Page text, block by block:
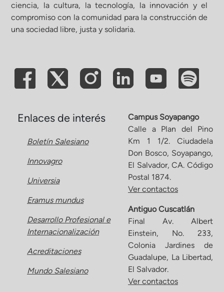
ciencia, la cultura, la tecnología, la innovación y el
compromiso con la comunidad para la construcción de
una sociedad libre, justa y solidaria.
Enlaces de interés
Boletín Salesiano
Innovagro
Universia
Eramus mundus
Desarrollo Profesional e
Internacionalización
Acreditaciones
Mundo Salesiano
Campus Soyapango
Calle a Plan del Pino
Km 1 1/2. Ciudadela
Don Bosco, Soyapango,
El Salvador, CA. Código
Postal 1874.
Ver contactos
Antiguo Cuscatlán
Final Av. Albert
Einstein, No. 233,
Colonia Jardines de
Guadalupe, La Libertad,
El Salvador.
Ver contactos